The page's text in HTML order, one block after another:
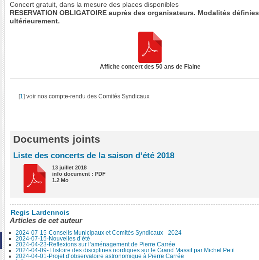
Concert gratuit, dans la mesure des places disponibles
RESERVATION OBLIGATOIRE auprès des organisateurs. Modalités définies
ultérieurement.
Affiche concert des 50 ans de Flaine
[1]voir nos compte-rendu des Comités Syndicaux
Documents joints
Liste des concerts de la saison d’été 2018
13 juillet 2018
info document : PDF
1.2 Mo
Regis Lardennois
Articles de cet auteur
2024-07-15-Conseils Municipaux et Comités Syndicaux - 2024
2024-07-15-Nouvelles d’été
2024-04-23-Reflexions sur l’aménagement de Pierre Carrée
2024-04-09- Histoire des disciplines nordiques sur le Grand Massif par Michel Petit
2024-04-01-Projet d’observatoire astronomique à Pierre Carrée